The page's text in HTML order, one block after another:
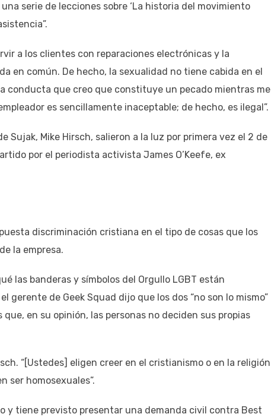
serie de lecciones sobre ‘La historia del movimiento
a los clientes con reparaciones electrónicas y la
en común. De hecho, la sexualidad no tiene cabida en el
conducta que creo que constituye un pecado mientras me
es sencillamente inaceptable; de hecho, es ilegal”.
Sujak, Mike Hirsch, salieron a la luz por primera vez el 2 de
por el periodista activista James O’Keefe, ex
discriminación cristiana en el tipo de cosas que los
la empresa.
las banderas y símbolos del Orgullo LGBT están
de Geek Squad dijo que los dos “no son lo mismo”
en su opinión, las personas no deciden sus propias
“[Ustedes] eligen creer en el cristianismo o en la religión
ser homosexuales”.
y tiene previsto presentar una demanda civil contra Best